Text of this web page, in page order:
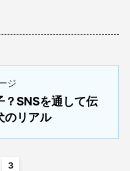
ジ
SNSを通して伝
のリアル
3